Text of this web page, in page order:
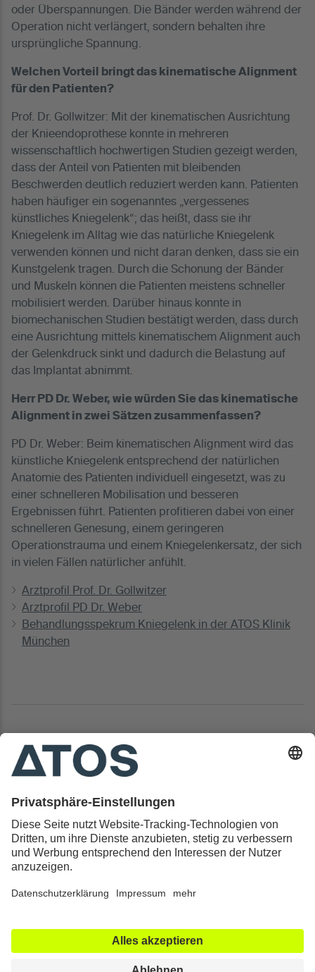
oder Überspannungen. Die Bänder werden während der
Operation nicht verlängert, sondern behalten ihre
ursprüngliche Spannung.
Welchen Vorteil bringt das kinematische Alignment
für den Patienten?
Prof. Dr. Gollwitzer: Mit der kinematischen Ausrichtung
der Knieendoprothese konnte in mehreren
wissenschaftlich hochwertigen Studien gezeigt werden,
dass der Anteil von Patienten mit bleibenden
Beschwerden deutlich reduziert werden kann. Patienten
haben häufiger ein sogenanntes „vergessenes
künstliches Kniegelenk“; das heißt, dass sie ihr
Kniegelenk im Alltag wie das natürliche Kniegelenk
verwenden können und nicht daran denken, dass sie ein
Kunstgelenk tragen. Durch die Schonung der Bänder
und Muskeln können die Patienten meistens schneller
mobilisiert werden. Darüber hinaus konnte in
biomechanischen Studien bestätigt werden, dass durch
eine Ausrichtung mittels kinematischem Alignment auch
der Gelenkdruck sinkt und dadurch die Belastung auf
das Implantat abnimmt.
Herr PD Dr. Weber, wie würden Sie das kinematische
Alignment in zwei Sätzen zusammenfassen?
PD Dr. Weber: Beim kinematischen Alignment wird das
künstliche Kniegelenk entsprechend der natürlichen
Anatomie des Patienten individuell eingesetzt, was zu
einer schnelleren Mobilisation und besseren
Ergebnissen führt. Patienten profitieren dabei von einer
schnelleren Genesung, einem geringeren
Operationstrauma und einem Kniegelenkersatz, der sich
in vielen Fällen natürlicher anfühlt.
Arztprofil Prof. Dr. Gollwitzer
Arztprofil PD Dr. Weber
Behandlungsspekrum Kniegelenk in der ATOS Klinik
München
Kontakt & Rechtliches
Alle ATOS Kliniken